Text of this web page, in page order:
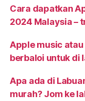
Cara dapatkan
2024 Malaysia –
Apple music
berbaloi untuk di
Apa ada di
murah? Jom ke